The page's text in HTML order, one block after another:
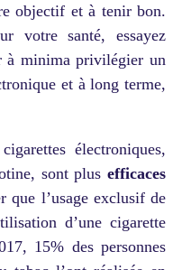
objectif et à tenir bon.
votre santé, essayez
à minima privilégier un
et à long terme,
électroniques,
sont plus efficaces
que l’usage exclusif de
d’une cigarette
15% des personnes